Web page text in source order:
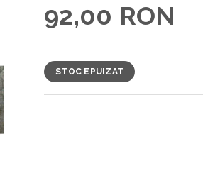
92,00 RON
STOC EPUIZAT